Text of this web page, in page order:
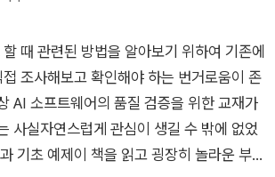
학습,HouseSales 데이터셋 기반의 DNN
위한 DNN 모델의 실행 확인,주택 가격 예
실행 확인,주택 가격 예측을 위한 XGBoos
설명한다.CHAPTER 4 메타모픽 테스트 기
클은 테스트 결과가 기대한 바와 같은지 판
수행 방법이 존재하지 않거나 수행 방법을
을 채워줄 수 있는 칼럼과 다양한 글과 그림
다. 특히 저에게 인상적이었던 것은 생일의
습니다. 나이를 다루는 소프트웨어를 보면
기의 시작이 우리나라와 다른 4월 1일이라
습니다. 그리고 4월 2일생부터 다음 해의
년에 배우게 되는 것을 보면서, 직감에 의
하기 위한 다양한 방법을 이해하는 데 도움
내용 부족: 특정 딥러닝 아키텍처에 국한되
능 모델에 적용 가능한 내용이 더 포함되었
포머 기반 모델(BERT, GPT 등)에 대한 예
한 내용이 부족한 점이 아쉽습니다.테스트 주
델에 대한 TDD는 어려운 과제이지만, 모델
때 관련된 방법을 알아보기 위하여 기존에
조사해보고 확인해야 하는 번거로움이 존
AI 소프트웨어의 품질 검증을 위한 교재가
사실자연스럽게 관심이 생길 수 밖에 없었
기초 예제이 책을 읽고 굉장히 놀라운 부분